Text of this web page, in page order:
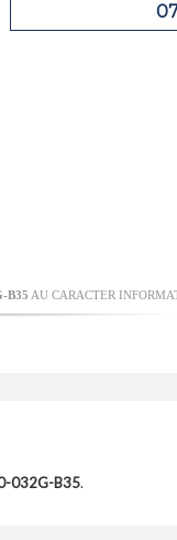
B35 AU CARACTER
032G-B35.